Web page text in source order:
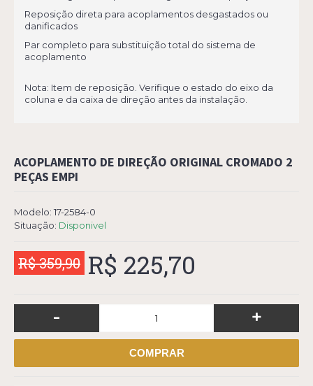
Reposição direta para acoplamentos desgastados ou
danificados
Par completo para substituição total do sistema de
acoplamento
Nota: Item de reposição. Verifique o estado do eixo da
coluna e da caixa de direção antes da instalação.
ACOPLAMENTO DE DIREÇÃO ORIGINAL CROMADO 2
PEÇAS EMPI
Modelo: 17-2584-0
Situação: Disponivel
R$ 359,90 R$ 225,70
- +
COMPRAR